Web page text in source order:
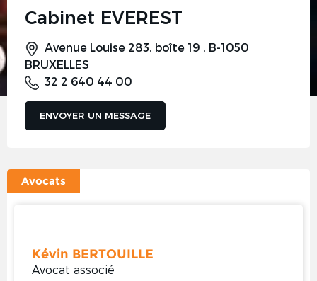
Cabinet EVEREST
Avenue Louise 283, boîte 19 , B-1050
BRUXELLES
32 2 640 44 00
ENVOYER UN MESSAGE
Avocats
Kévin BERTOUILLE
Avocat associé